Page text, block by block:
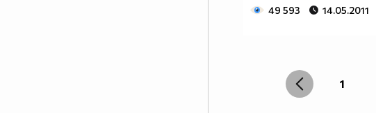
49 593 14.05.2011
1